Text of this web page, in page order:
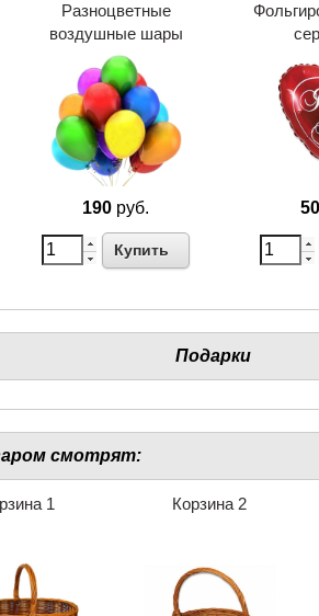
Разноцветные
воздушные шары
190 руб.
Купить
Подарки
смотрят:
1 Корзина 2